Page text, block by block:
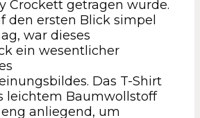
Crockett getragen wurde.
den ersten Blick simpel
war dieses
ein wesentlicher
Das T-Shirt
leichtem Baumwollstoff
anliegend, um